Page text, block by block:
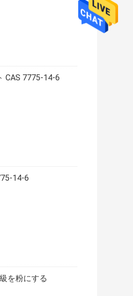
CAS 7775-14-6
14-6
を粉にする